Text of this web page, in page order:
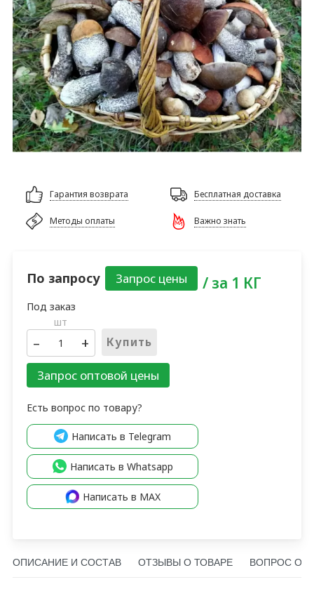
Гарантия возврата Бесплатная доставка
Методы оплаты Важно знать
По запросу / за 1 КГ
шт
– + Купить
Запрос оптовой цены
Есть вопрос по товару?
Написать в Telegram
Написать в Whatsapp
Написать в MAX
ОПИСАНИЕ И СОСТАВ ОТЗЫВЫ О ТОВАРЕ ВОПРОС О